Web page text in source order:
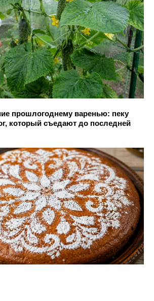
прошлогоднему варенью: пеку
который съедают до последней